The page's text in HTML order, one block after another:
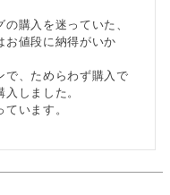
購入を迷っていた、
お値段に納得がいか
で、ためらわず購入で
しました。
います。